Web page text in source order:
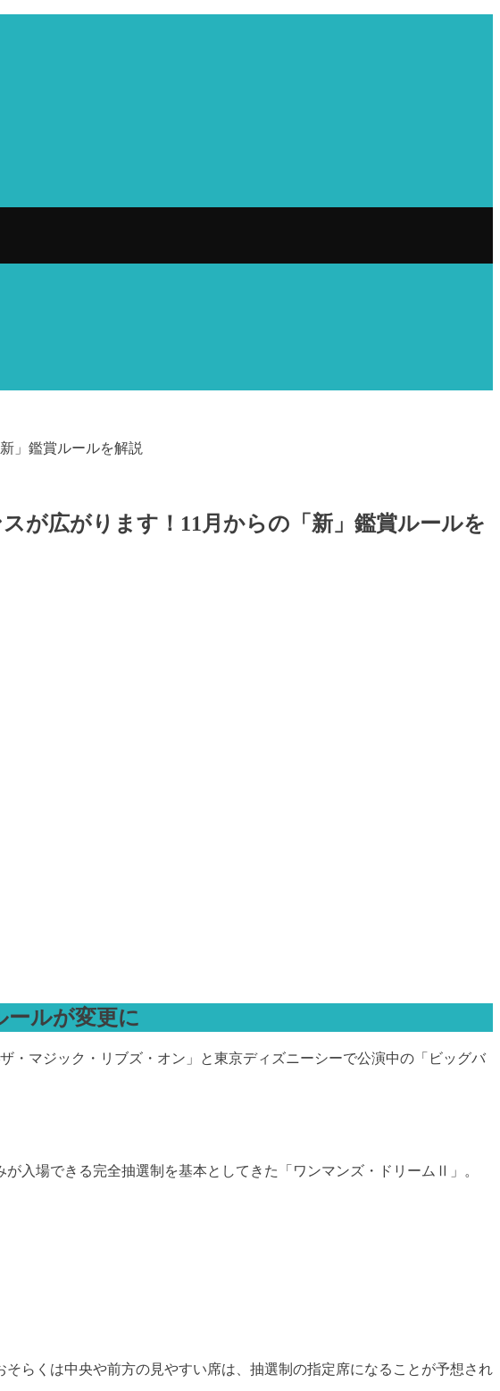
」鑑賞ルールを解説
が広がります！11月からの「新」鑑賞ルールを
ルが変更に
マジック・リブズ・オン」と東京ディズニーシーで公演中の「ビッグバ
入場できる完全抽選制を基本としてきた「ワンマンズ・ドリームⅡ」。
らくは中央や前方の見やすい席は、抽選制の指定席になることが予想され